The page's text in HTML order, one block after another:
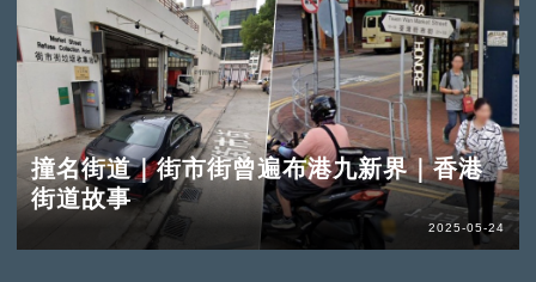
撞名街道｜街市街曾遍布港九新界｜香港
街道故事
2025-05-24